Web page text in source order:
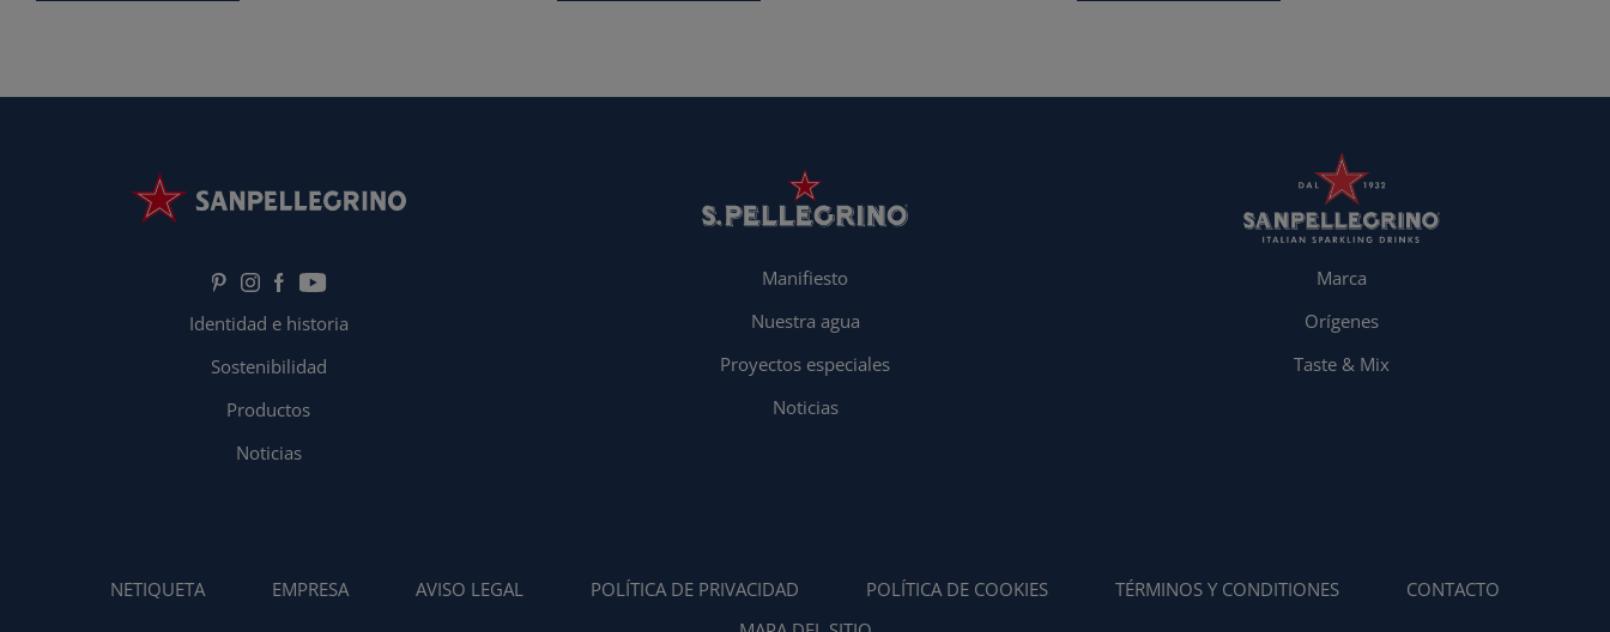
Identidad e historia
Sostenibilidad
Productos
Noticias
Manifiesto
Nuestra agua
Proyectos especiales
Noticias
Marca
Orígenes
Taste & Mix
NETIQUETA EMPRESA AVISO LEGAL POLÍTICA DE PRIVACIDAD POLÍTICA DE COOKIES TÉRMINOS Y CONDITIONES
CONTACTO